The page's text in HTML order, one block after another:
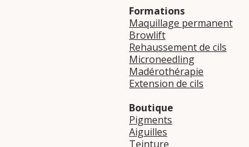
Formations
Maquillage permanent
Browlift
Rehaussement de cils
Microneedling
Madérothérapie
Extension de cils
Boutique
Pigments
Aiguilles
Teinture